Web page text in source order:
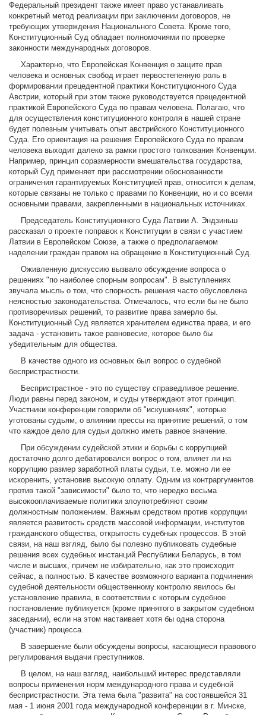
Федеральный президент также имеет право устанавливать
конкретный метод реализации при заключении договоров, не
требующих утверждения Национального Совета. Кроме того,
Конституционный Суд обладает полномочиями по проверке
законности международных договоров.
Характерно, что Европейская Конвенция о защите прав
человека и основных свобод играет первостепенную роль в
формировании прецедентной практики Конституционного Суда
Австрии, который при этом также руководствуется прецедентной
практикой Европейского Суда по правам человека. Полагаю, что
для осуществления конституционного контроля в нашей стране
будет полезным учитывать опыт австрийского Конституционного
Суда. Его ориентация на решения Европейского Суда по правам
человека выходит далеко за рамки простого толкования Конвенции.
Например, принцип соразмерности вмешательства государства,
который Суд применяет при рассмотрении обоснованности
ограничения гарантируемых Конституцией прав, относится к делам,
которые связаны не только с правами по Конвенции, но и со всеми
основными правами, закрепленными в национальных источниках.
Председатель Конституционного Суда Латвии А. Эндзиньш
рассказал о проекте поправок к Конституции в связи с участием
Латвии в Европейском Союзе, а также о предполагаемом
наделении граждан правом на обращение в Конституционный Суд.
Оживленную дискуссию вызвало обсуждение вопроса о
решениях "по наиболее спорным вопросам". В выступлениях
звучала мысль о том, что спорность решения часто обусловлена
неясностью законодательства. Отмечалось, что если бы не было
противоречивых решений, то развитие права замерло бы.
Конституционный Суд является хранителем единства права, и его
задача - установить такое равновесие, которое было бы
убедительным для общества.
В качестве одного из основных был вопрос о судебной
беспристрастности.
Беспристрастное - это по существу справедливое решение.
Люди равны перед законом, и суды утверждают этот принцип.
Участники конференции говорили об "искушениях", которые
уготованы судьям, о влиянии прессы на принятие решений, о том
что каждое дело для судьи должно иметь равное значение.
При обсуждении судейской этики и борьбы с коррупцией
достаточно долго дебатировался вопрос о том, влияет ли на
коррупцию размер заработной платы судьи, т.е. можно ли ее
искоренить, установив высокую оплату. Одним из контраргументов
против такой "зависимости" было то, что нередко весьма
высокооплачиваемые политики злоупотребляют своим
должностным положением. Важным средством против коррупции
является развитость средств массовой информации, институтов
гражданского общества, открытость судебных процессов. В этой
связи, на наш взгляд, было бы полезно публиковать судебные
решения всех судебных инстанций Республики Беларусь, в том
числе и высших, причем не избирательно, как это происходит
сейчас, а полностью. В качестве возможного варианта подчинения
судебной деятельности общественному контролю явилось бы
установление правила, в соответствии с которым судебное
постановление публикуется (кроме принятого в закрытом судебном
заседании), если на этом настаивает хотя бы одна сторона
(участник) процесса.
В завершение были обсуждены вопросы, касающиеся правового
регулирования выдачи преступников.
В целом, на наш взгляд, наибольший интерес представляли
вопросы применения норм международного права и судебной
беспристрастности. Эта тема была "развита" на состоявшейся 31
мая - 1 июня 2001 года международной конференции в г. Минске,